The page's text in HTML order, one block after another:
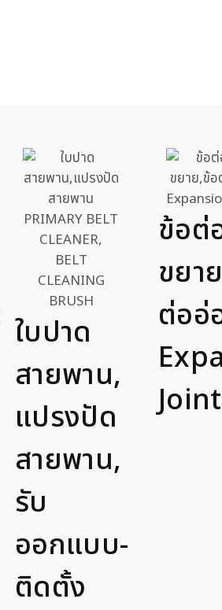
ใบปาด
สายพาน,
แปรงปัด
สายพาน,
รับ
ออกแบบ-
ติดตั้ง
ข้อต่
ขยา
ต่ออ่